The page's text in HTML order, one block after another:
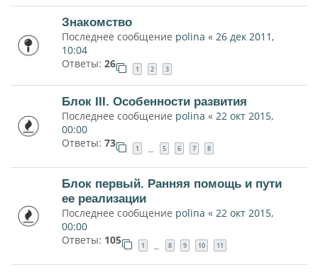
Знакомство
Последнее сообщение polina « 26 дек 2011,
10:04
Ответы: 26 1 2 3
Блок III. Особенности развития
Последнее сообщение polina « 22 окт 2015,
00:00
Ответы: 73 1 … 5 6 7 8
Блок первый. Ранняя помощь и пути
ее реализации
Последнее сообщение polina « 22 окт 2015,
00:00
Ответы: 105 1 … 8 9 10 11